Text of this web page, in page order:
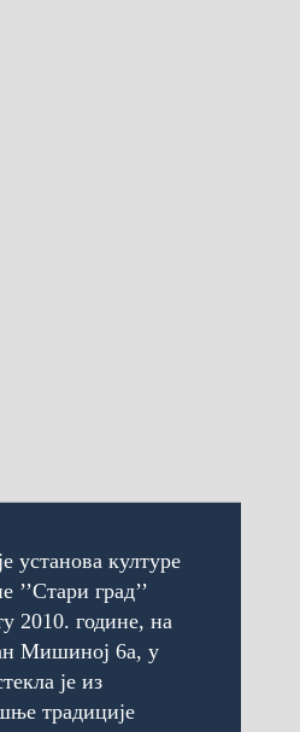
установа културе
’’Стари град’’
2010. године, на
Мишиној 6а, у
је из
традиције